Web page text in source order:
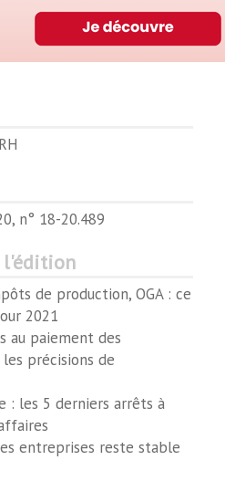
n° 18-20.489
l'édition
de production, OGA : ce
2021
au paiement des
précisions de
: les 5 derniers arrêts à
entreprises reste stable